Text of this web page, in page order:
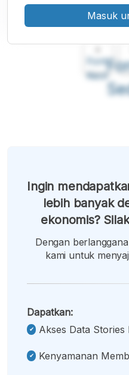
Font
Kecil
Masuk
Ingin
lebih banyak
ekonomis?
Dengan
kami untuk
Dapatkan:
Akses Data Stories
Kenyamanan